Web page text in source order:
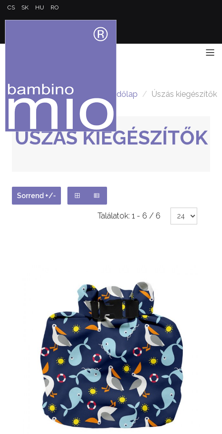
CS SK HU RO
Kezdőlap / Úszás kiegészítők
ÚSZÁS KIEGÉSZÍTŐK
Sorrend +/-
Találatok: 1 - 6 / 6